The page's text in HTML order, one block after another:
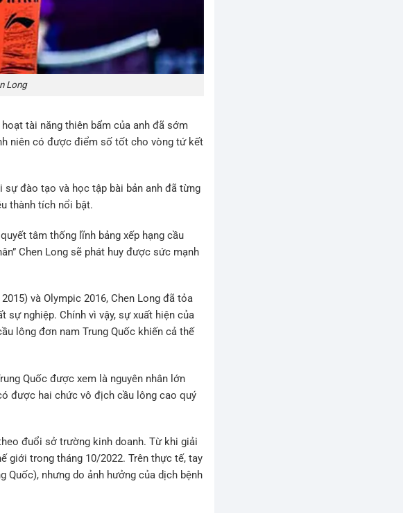
Long
tài năng thiên bẩm của anh đã sớm
niên có được điểm số tốt cho vòng tứ kết
sự đào tạo và học tập bài bản anh đã từng
thành tích nổi bật.
tâm thống lĩnh bảng xếp hạng cầu
Chen Long sẽ phát huy được sức mạnh
và Olympic 2016, Chen Long đã tỏa
sự nghiệp. Chính vì vậy, sự xuất hiện của
lông đơn nam Trung Quốc khiến cả thế
Quốc được xem là nguyên nhân lớn
được hai chức vô địch cầu lông cao quý
đuổi sở trường kinh doanh. Từ khi giải
giới trong tháng 10/2022. Trên thực tế, tay
Quốc), nhưng do ảnh hưởng của dịch bệnh